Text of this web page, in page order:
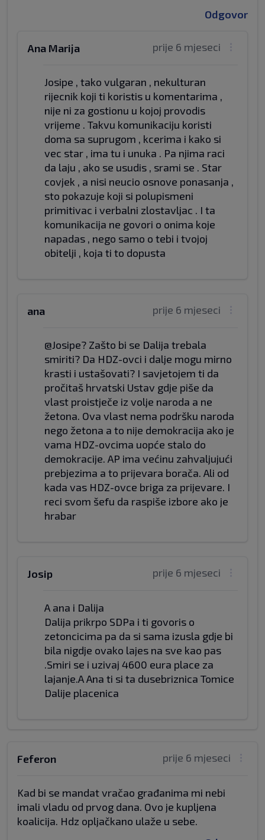
Odgovor
prije 6 mjeseci
Ana Marija
Josipe , tako vulgaran , nekulturan
rijecnik koji ti koristis u komentarima ,
nije ni za gostionu u kojoj provodis
vrijeme . Takvu komunikaciju koristi
doma sa suprugom , kcerima i kako si
vec star , ima tu i unuka . Pa njima raci
da laju , ako se usudis , srami se . Star
covjek , a nisi neucio osnove ponasanja ,
sto pokazuje koji si polupismeni
primitivac i verbalni zlostavljac . I ta
komunikacija ne govori o onima koje
napadas , nego samo o tebi i tvojoj
obitelji , koja ti to dopusta
prije 6 mjeseci
ana
@Josipe? Zašto bi se Dalija trebala
smiriti? Da HDZ-ovci i dalje mogu mirno
krasti i ustašovati? I savjetojem ti da
pročitaš hrvatski Ustav gdje piše da
vlast proistječe iz volje naroda a ne
žetona. Ova vlast nema podršku naroda
nego žetona a to nije demokracija ako je
vama HDZ-ovcima uopće stalo do
demokracije. AP ima većinu zahvaljujući
prebjezima a to prijevara borača. Ali od
kada vas HDZ-ovce briga za prijevare. I
reci svom šefu da raspiše izbore ako je
hrabar
prije 6 mjeseci
Josip
A ana i Dalija
Dalija prikrpo SDPa i ti govoris o
zetoncicima pa da si sama izusla gdje bi
bila nigdje ovako lajes na sve kao pas
.Smiri se i uzivaj 4600 eura place za
lajanje.A Ana ti si ta dusebriznica Tomice
Dalije placenica
prije 6 mjeseci
Feferon
Kad bi se mandat vračao građanima mi nebi
imali vladu od prvog dana. Ovo je kupljena
koalicija. Hdz opljačkano ulaže u sebe.